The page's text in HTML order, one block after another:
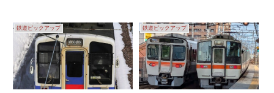
鉄道ピックアップ 鉄道ピックアップ